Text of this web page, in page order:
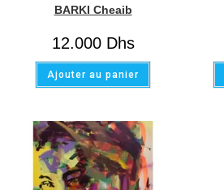
BARKI Cheaib
12.000Dhs
Ajouter au panier